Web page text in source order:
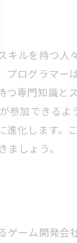
キルを持つ人
プログラマー
つ専門知識と
参加できるよ
進化します。
しょう。
ゲーム開発会